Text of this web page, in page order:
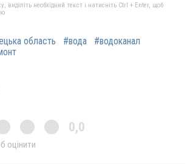
необхідний текст і натисніть Ctrl + Enter, щоб
область #вода
#водоканал
0,0
оцінити